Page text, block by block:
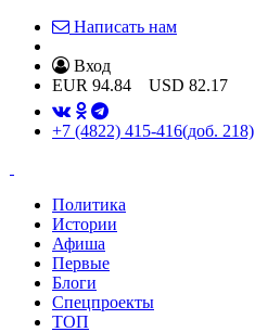
Написать нам
Вход
EUR 94.84 USD 82.17
+7 (4822) 415-416(доб. 218)
Политика
Истории
Афиша
Первые
Блоги
Спецпроекты
ТОП